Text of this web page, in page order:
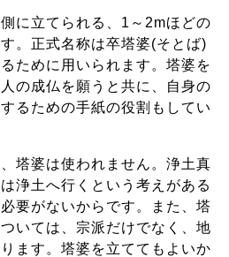
に立てられる、1～2mほどの
。正式名称は卒塔婆(そとば)
ために用いられます。塔婆を
の成仏を願うと共に、自身の
るための手紙の役割もしてい
塔婆は使われません。浄土真
浄土へ行くという考えがある
要がないからです。また、塔
いては、宗派だけでなく、地
ます。塔婆を立ててもよいか